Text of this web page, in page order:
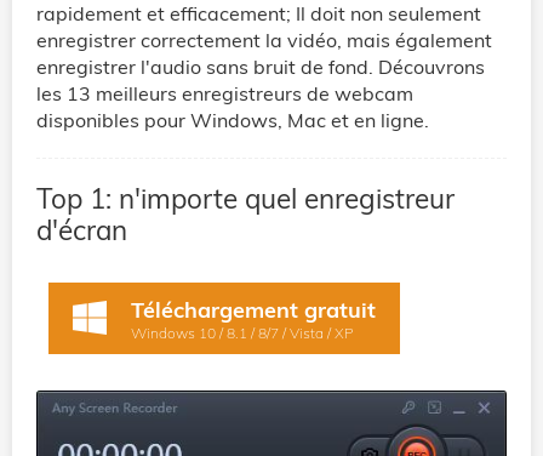
rapidement et efficacement; Il doit non seulement
enregistrer correctement la vidéo, mais également
enregistrer l'audio sans bruit de fond. Découvrons
les 13 meilleurs enregistreurs de webcam
disponibles pour Windows, Mac et en ligne.
Top 1: n'importe quel enregistreur
d'écran
Téléchargement gratuit
Windows 10 / 8.1 / 8/7 / Vista / XP